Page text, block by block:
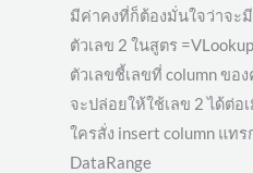
มีค่าคงที่ก็ต้องมั่นใจว่าจะ
ตัวเลข 2 ในสูตร
ตัวเลขชี้เลขที่ column ขอ
จะปล่อยให้ใช้เลข 2 ได้ต่
ใครสั่ง insert column แทร
DataRange